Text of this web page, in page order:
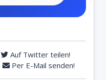
Auf Twitter teilen!
Per E-Mail senden!